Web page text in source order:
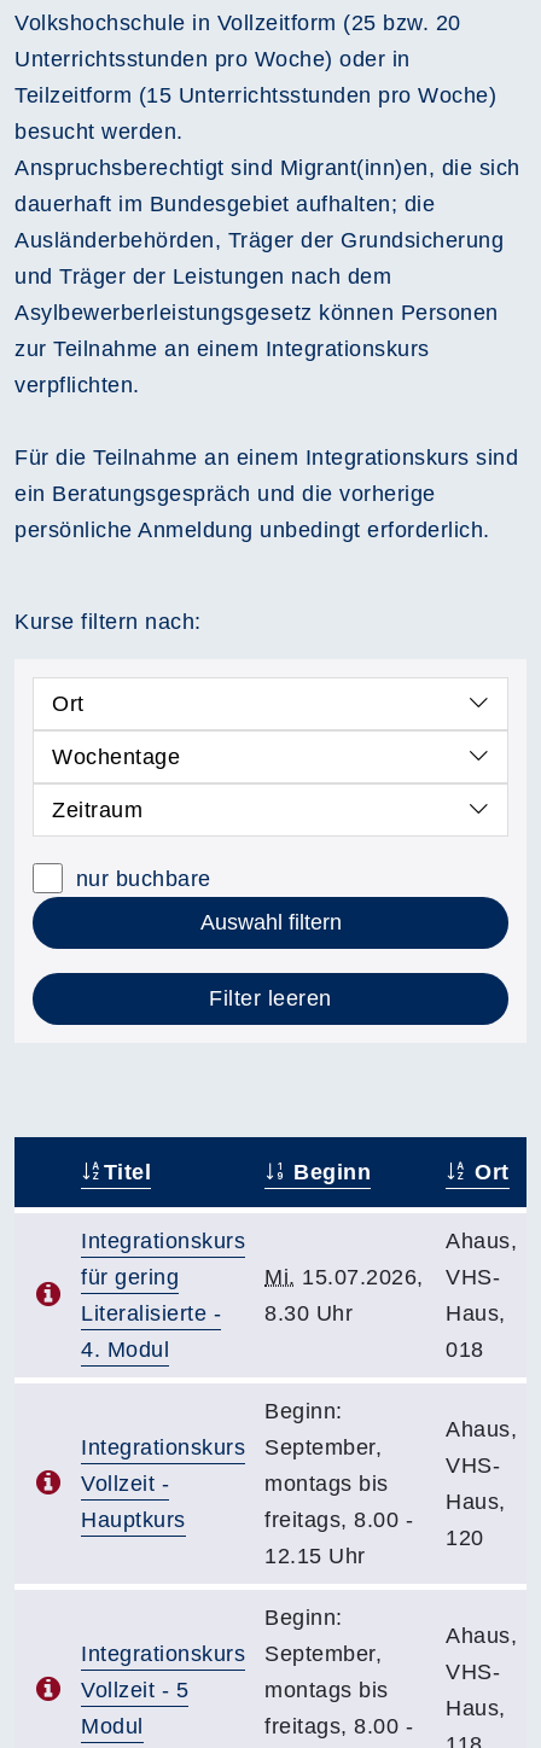
Volkshochschule in Vollzeitform (25 bzw. 20
Unterrichtsstunden pro Woche) oder in
Teilzeitform (15 Unterrichtsstunden pro Woche)
besucht werden.
Anspruchsberechtigt sind Migrant(inn)en, die sich
dauerhaft im Bundesgebiet aufhalten; die
Ausländerbehörden, Träger der Grundsicherung
und Träger der Leistungen nach dem
Asylbewerberleistungsgesetz können Personen
zur Teilnahme an einem Integrationskurs
verpflichten.
Für die Teilnahme an einem Integrationskurs sind
ein Beratungsgespräch und die vorherige
persönliche Anmeldung unbedingt erforderlich.
Kurse filtern nach:
Ort
Wochentage
Zeitraum
nur buchbare
Auswahl filtern
Filter leeren
Titel Beginn Ort
Integrationskurs
für gering
Literalisierte -
4. Modul
Mi. 15.07.2026,
8.30 Uhr
Ahaus,
VHS-
Haus,
018
Integrationskurs
Vollzeit -
Hauptkurs
Beginn:
September,
montags bis
freitags, 8.00 -
12.15 Uhr
Ahaus,
VHS-
Haus,
120
Integrationskurs
Vollzeit - 5
Modul
Beginn:
September,
montags bis
freitags, 8.00 -
Ahaus,
VHS-
Haus,